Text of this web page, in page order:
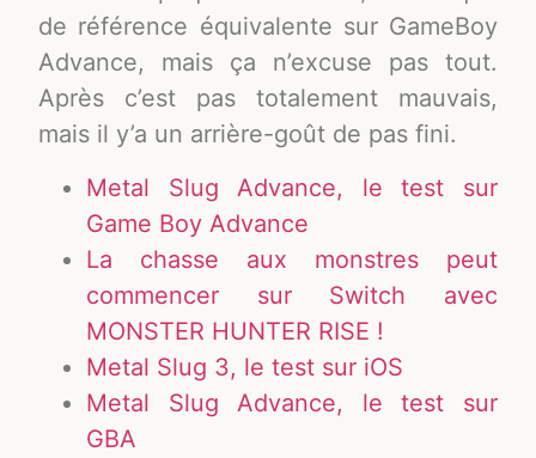
de référence équivalente sur GameBoy
Advance, mais ça n’excuse pas tout.
Après c’est pas totalement mauvais,
mais il y’a un arrière-goût de pas fini.
Metal Slug Advance, le test sur
Game Boy Advance
La chasse aux monstres peut
commencer sur Switch avec
MONSTER HUNTER RISE !
Metal Slug 3, le test sur iOS
Metal Slug Advance, le test sur
GBA